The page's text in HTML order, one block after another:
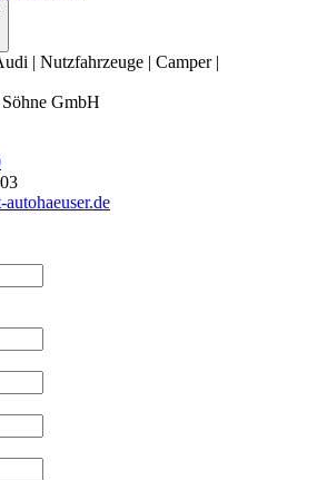
| Nutzfahrzeuge | Camper |
GmbH